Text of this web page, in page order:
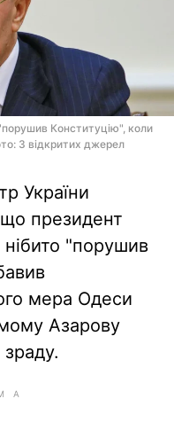
Конституцію", коли
З відкритих джерел
України
президент
"порушив
мера Одеси
Азарову